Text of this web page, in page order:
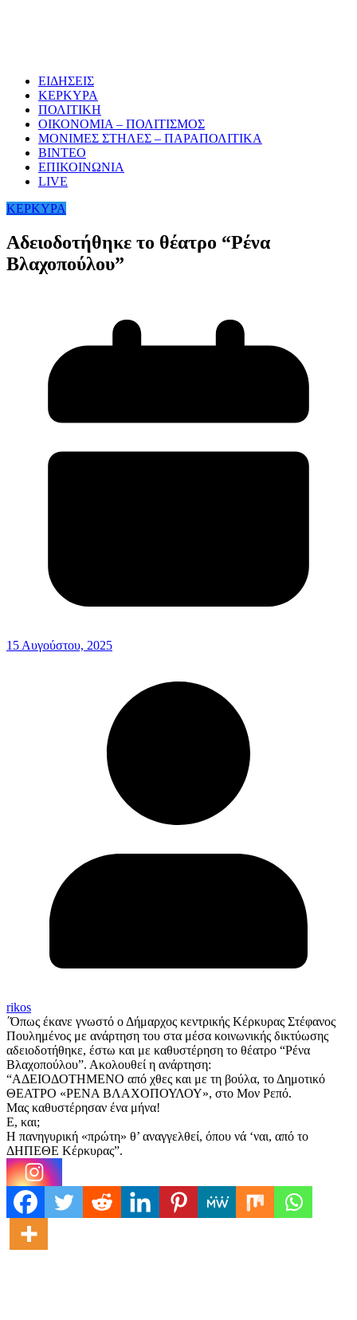
ΕΙΔΗΣΕΙΣ
ΚΕΡΚΥΡΑ
ΠΟΛΙΤΙΚΗ
ΟΙΚΟΝΟΜΙΑ – ΠΟΛΙΤΙΣΜΟΣ
ΜΟΝΙΜΕΣ ΣΤΗΛΕΣ – ΠΑΡΑΠΟΛΙΤΙΚΑ
ΒΙΝΤΕΟ
ΕΠΙΚΟΙΝΩΝΙΑ
LIVE
ΚΕΡΚΥΡΑ
Αδειοδοτήθηκε το θέατρο “Ρένα
Βλαχοπούλου”
15 Αυγούστου, 2025
rikos
΄Όπως έκανε γνωστό ο Δήμαρχος κεντρικής Κέρκυρας Στέφανος
Πουλημένος με ανάρτηση του στα μέσα κοινωνικής δικτύωσης
αδειοδοτήθηκε, έστω και με καθυστέρηση το θέατρο “Ρένα
Βλαχοπούλου”. Ακολουθεί η ανάρτηση:
“ΑΔΕΙΟΔΟΤΗΜΕΝΟ από χθες και με τη βούλα, το Δημοτικό
ΘΕΑΤΡΟ «ΡΕΝΑ ΒΛΑΧΟΠΟΥΛΟΥ», στο Μον Ρεπό.
Μας καθυστέρησαν ένα μήνα!
Ε, και;
Η πανηγυρική «πρώτη» θ’ αναγγελθεί, όπου νά ‘ναι, από το
ΔΗΠΕΘΕ Κέρκυρας”.